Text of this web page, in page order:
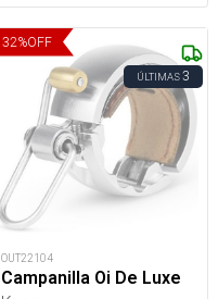
32%OFF
ÚLTIMAS3
OUT22104
Campanilla Oi De Luxe